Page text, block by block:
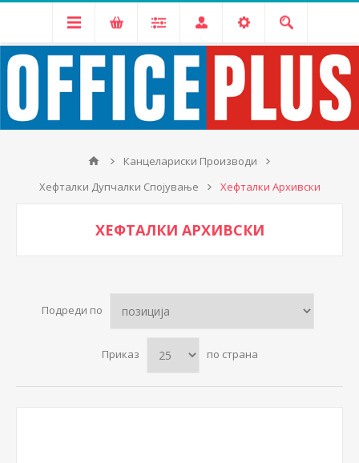
Канцелариски Производи
Хефталки Дупчалки Спојување
Хефталки Архивски
ХЕФТАЛКИ АРХИВСКИ
Подреди по
Приказ по страна